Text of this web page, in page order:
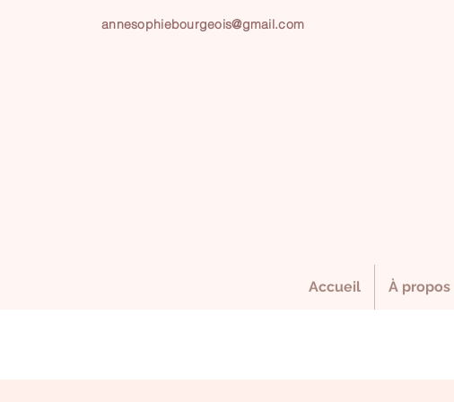
annesophiebourgeois@gmail.com
Accueil À propos